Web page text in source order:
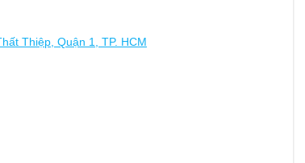
Thiệp, Quận 1, TP. HCM